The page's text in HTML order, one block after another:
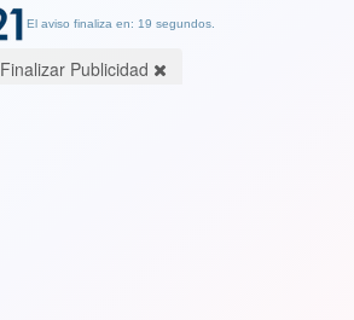
El aviso finaliza en: 19 segundos.
Finalizar Publicidad